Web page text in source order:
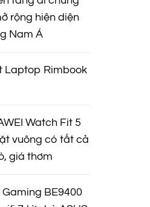
rộng hiện diện
Nam Á
Laptop Rimbook
Watch Fit 5
vuông có tất cả
giá thơm
Gaming BE9400